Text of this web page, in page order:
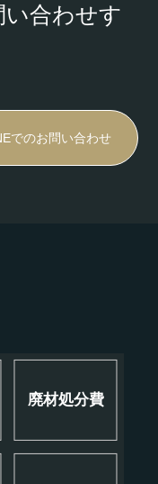
合わせす
でのお問い合わせ
廃材処分費